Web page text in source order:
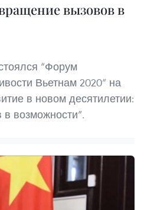
вызовов в
“Форум
Вьетнам 2020” на
в новом десятилетии:
возможности”.